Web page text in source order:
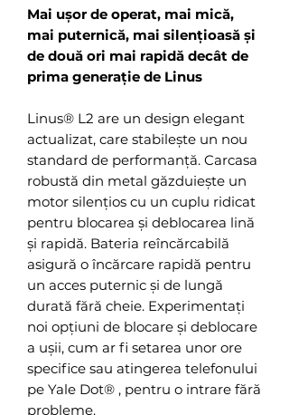
Mai ușor de operat, mai mică,
mai puternică, mai silențioasă și
de două ori mai rapidă decât de
prima generație de Linus
Linus® L2 are un design elegant
actualizat, care stabilește un nou
standard de performanță. Carcasa
robustă din metal găzduiește un
motor silențios cu un cuplu ridicat
pentru blocarea și deblocarea lină
și rapidă. Bateria reîncărcabilă
asigură o încărcare rapidă pentru
un acces puternic și de lungă
durată fără cheie. Experimentați
noi opțiuni de blocare și deblocare
a ușii, cum ar fi setarea unor ore
specifice sau atingerea telefonului
pe Yale Dot® , pentru o intrare fără
probleme.